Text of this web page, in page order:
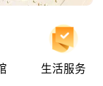
生活服务